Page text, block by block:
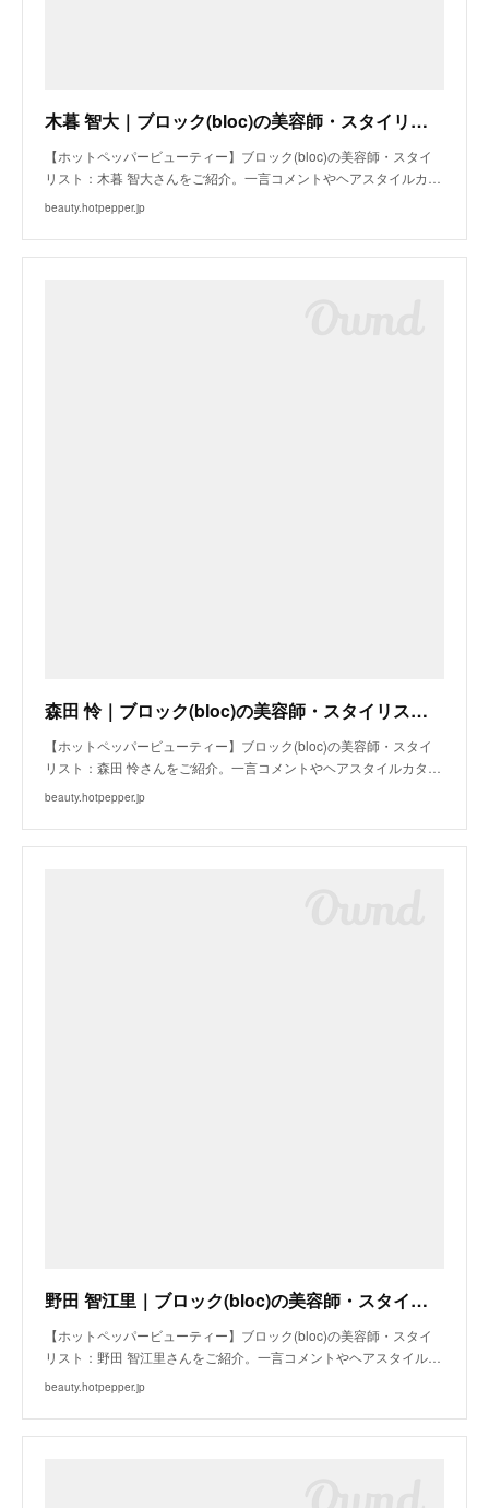
木暮 智大｜ブロック(bloc)の美容師・スタイリスト｜ホットペッパービューティー
【ホットペッパービューティー】ブロック(bloc)の美容師・スタイ
リスト：木暮 智大さんをご紹介。一言コメントやヘアスタイルカ…
beauty.hotpepper.jp
森田 怜｜ブロック(bloc)の美容師・スタイリスト｜ホットペッパービューティー
【ホットペッパービューティー】ブロック(bloc)の美容師・スタイ
リスト：森田 怜さんをご紹介。一言コメントやヘアスタイルカタ…
beauty.hotpepper.jp
野田 智江里｜ブロック(bloc)の美容師・スタイリスト｜ホットペッパービューティー
【ホットペッパービューティー】ブロック(bloc)の美容師・スタイ
リスト：野田 智江里さんをご紹介。一言コメントやヘアスタイル…
beauty.hotpepper.jp